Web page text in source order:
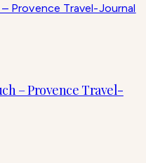
– Provence Travel-